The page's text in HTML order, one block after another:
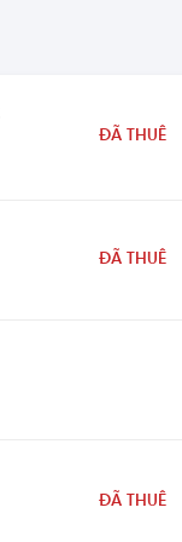
ĐÃ THUÊ
ĐÃ THUÊ
ĐÃ THUÊ